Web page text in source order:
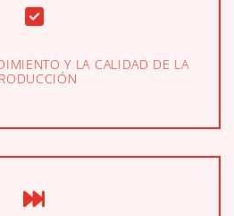
Y LA CALIDAD DE LA